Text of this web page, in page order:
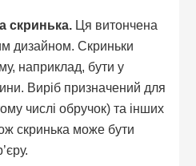
скринька. Ця витончена
дизайном. Скриньки
наприклад, бути у
Виріб призначений для
числі обручок) та інших
скринька може бути